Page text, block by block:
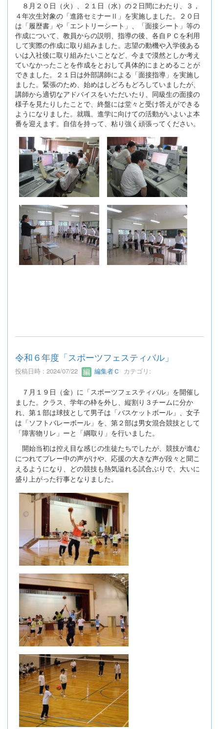
８月２０日（火）、２１日（水）の２日間にわたり、３，
４年次生対象の「進路セミナーⅡ」を実施しました。２０日
は「履歴書」や「エントリーシート」、「面接シート」等の
作成について、教員からの説明、指導の後、各自ＰＣを利用
して実際の作成に取り組みました。志望の動機や入学後ある
いは入社後に取り組みたいことなど、今まで漠然としか考え
ていなかったことを作成をとおして具体的にまとめることが
できました。２１日は外部講師による「面接指導」を実施し
ました。緊張のため、始めはしどろもどろしていましたが、
講師から適切なアドバイスをいただいたり、同級生の面接の
様子を見たりしたことで、終盤には堂々と受け答えができる
ようになりました。就職、進学に向けての活動がいよいよ本
番を迎えます。自信を持って、粘り強く頑張ってください。
令和６年度「スポーツフェスティバル」
投稿日時 : 2024/07/22 編集者Ｃ カテゴリ:
７月１９日（金）に「スポーツフェスティバル」を開催し
ました。クラス、学年の枠を外し、縦割り３チームに分か
れ、第１部は球技として男子は「バスケットボール」、女子
は「ソフトバレーボール」を、第２部は男女混合競技として
「障害物リレ」ーと「綱取り」を行いました。
開始当初は控え目な感じの生徒たちでしたが、競技が進む
につれてプレー中の声がけや、応援の大きな声が段々と聞こ
えるようになり、どの競技も熱気溢れる試合ぶりで、大いに
盛り上がった行事となりました。